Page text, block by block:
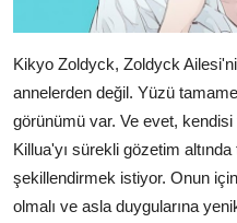
Kikyo Zoldyck, Zoldyck
annelerden değil. Yüzü
görünümü var. Ve evet,
Killua'yı sürekli gözetim
şekillendirmek istiyor. Onun
olmalı ve asla duygularına